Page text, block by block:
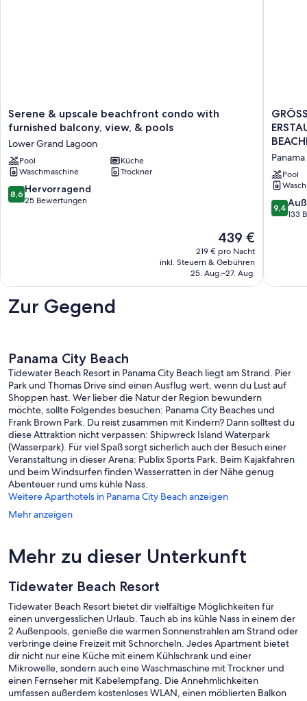
Serene
&
beachfront
condo
with
furnished
balcony,
Serene & upscale beachfront condo with
furnished balcony, view, & pools
Lower Grand Lagoon
Pool
Küche
Waschmaschine
Trockner
8.6
von
8,6 Hervorragend
25 Bewertungen
Der
Preis
beträgt
439 €
439 €
219 € pro Nacht
inkl. Steuern & Gebühren
25. Aug.–27. Aug.
FLOOR
PLAN
AUS
DIESER
Pool
9.4
von
9,4
133
Zur Gegend
Panama City Beach
Tidewater Beach Resort in Panama City Beach liegt am Strand. Pier
Park und Thomas Drive sind einen Ausflug wert, wenn du Lust auf
Shoppen hast. Wer lieber die Natur der Region bewundern
möchte, sollte Folgendes besuchen: Panama City Beaches und
Frank Brown Park. Du reist zusammen mit Kindern? Dann solltest du
diese Attraktion nicht verpassen: Shipwreck Island Waterpark
(Wasserpark). Für viel Spaß sorgt sicherlich auch der Besuch einer
Veranstaltung in dieser Arena: Publix Sports Park. Beim Kajakfahren
und beim Windsurfen finden Wasserratten in der Nähe genug
Abenteuer rund ums kühle Nass.
Weitere Aparthotels in Panama City Beach anzeigen
Mehr anzeigen
Mehr zu dieser Unterkunft
Tidewater Beach Resort
Tidewater Beach Resort bietet dir vielfältige Möglichkeiten für
einen unvergesslichen Urlaub. Tauch ab ins kühle Nass in einem der
2 Außenpools, genieße die warmen Sonnenstrahlen am Strand oder
verbringe deine Freizeit mit Schnorcheln. Jedes Apartment bietet
dir nicht nur eine Küche mit einem Kühlschrank und einer
Mikrowelle, sondern auch eine Waschmaschine mit Trockner und
einen Fernseher mit Kabelempfang. Die Annehmlichkeiten
umfassen außerdem kostenloses WLAN, einen möblierten Balkon